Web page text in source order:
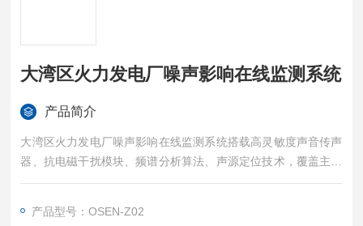
大湾区火力发电厂噪声影响在线监测系统
产品简介
大湾区火力发电厂噪声影响在线监测系统搭载高灵敏度声音传声
器、抗电磁干扰模块、频谱分析算法、声源定位技术，覆盖主厂
房、升压站、冷却塔、厂界、敏感点等全点位部署。
产品型号：OSEN-Z02